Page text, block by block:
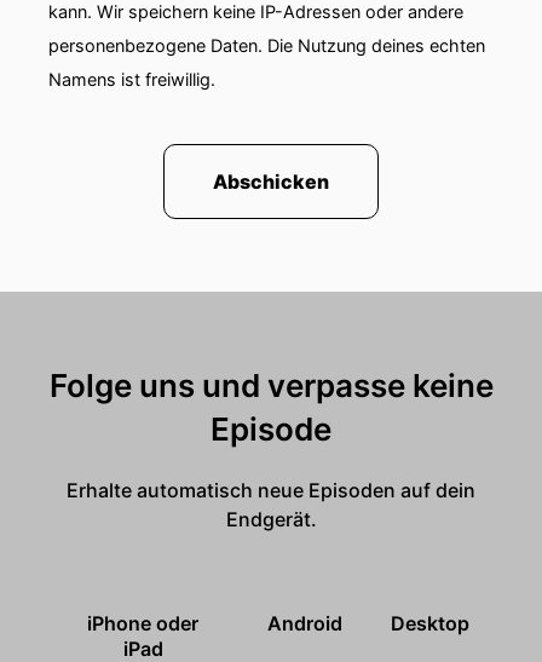
kann. Wir speichern keine IP-Adressen oder andere
personenbezogene Daten. Die Nutzung deines echten
Namens ist freiwillig.
Abschicken
Folge uns und verpasse keine
Episode
Erhalte automatisch neue Episoden auf dein
Endgerät.
iPhone oder
iPad
Android Desktop